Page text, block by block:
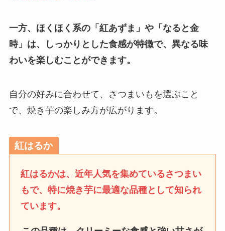
一方、ほくほく系の「紅あずま」や「なると金
時」は、しっかりとした食感が特徴で、異なる味
わいを楽しむことができます。
自分の好みに合わせて、さつまいもを選ぶこと
で、焼き芋の楽しみ方が広がります。
紅はるか
紅はるかは、近年人気を集めているさつまい
もで、特に焼き芋に最適な品種として知られ
ています。